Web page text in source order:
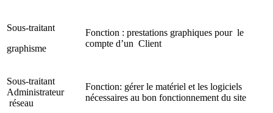
Sous-traitant
graphisme
Fonction : prestations graphiques pour le
compte d’un Client
Sous-traitant
Administrateur
réseau
Fonction: gérer le matériel et les logiciels
nécessaires au bon fonctionnement du site